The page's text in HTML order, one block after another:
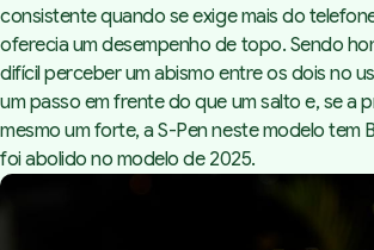
consistente quando se exige mais do
oferecia um desempenho de topo. Sendo
difícil perceber um abismo entre os dois no
um passo em frente do que um salto e, se a
mesmo um forte, a S-Pen neste modelo tem
foi abolido no modelo de 2025.